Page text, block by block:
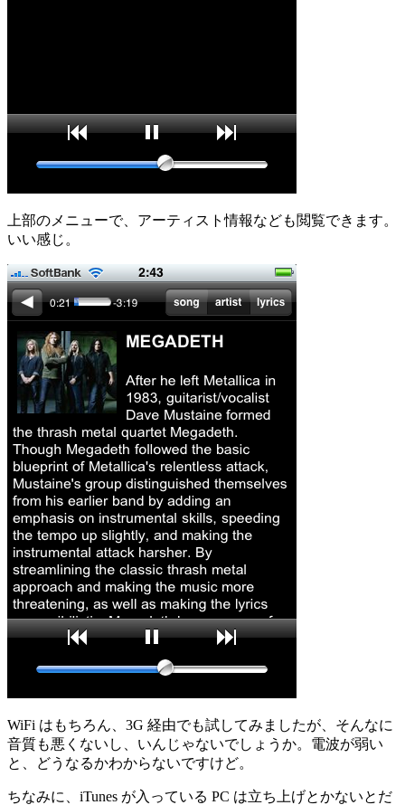
上部のメニューで、アーティスト情報なども閲覧できます。
いい感じ。
WiFi はもちろん、3G 経由でも試してみましたが、そんなに
音質も悪くないし、いんじゃないでしょうか。電波が弱い
と、どうなるかわからないですけど。
ちなみに、iTunes が入っている PC は立ち上げとかないとだ